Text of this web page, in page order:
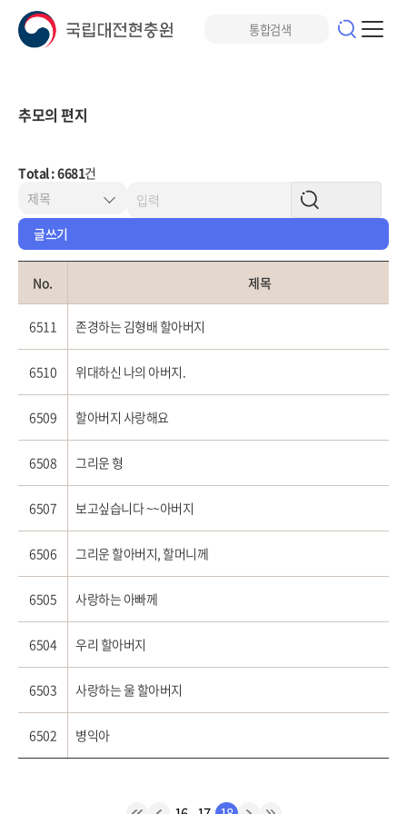
추모의 편지
Total : 6681건
글쓰기
No. 제목
6511 존경하는 김형배 할아버지
6510 위대하신 나의 아버지.
6509 할아버지 사랑해요
6508 그리운 형
6507 보고싶습니다 ~~아버지
6506 그리운 할아버지, 할머니께
6505 사랑하는 아빠께
6504 우리 할아버지
6503 사랑하는 울 할아버지
6502 병익아